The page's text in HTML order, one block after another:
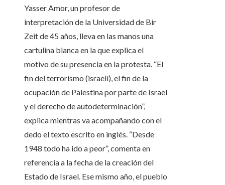
Yasser Amor, un profesor de
interpretación de la Universidad de Bir
Zeit de 45 años, lleva en las manos una
cartulina blanca en la que explica el
motivo de su presencia en la protesta. “El
fin del terrorismo (israelí), el fin de la
ocupación de Palestina por parte de Israel
y el derecho de autodeterminación”,
explica mientras va acompañando con el
dedo el texto escrito en inglés. “Desde
1948 todo ha ido a peor”, comenta en
referencia a la fecha de la creación del
Estado de Israel. Ese mismo año, el pueblo